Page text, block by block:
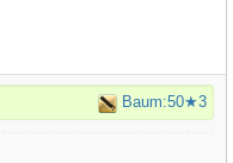
Baum:50★3